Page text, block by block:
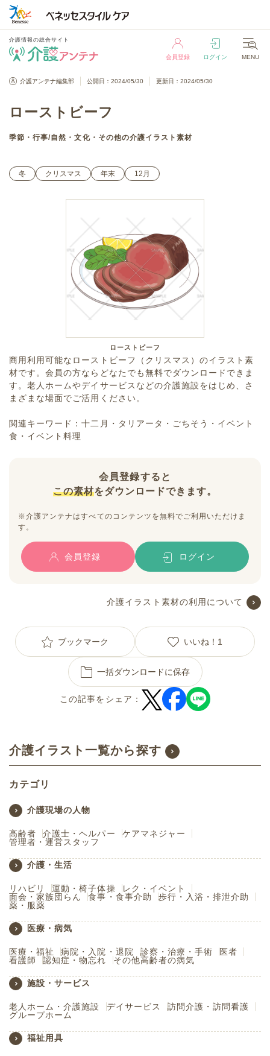
介護情報の総合サイト
会員登録 ログイン MENU
介護情報の総合サイト
介護アンテナ編集部 公開日：2024/05/30 更新日：2024/05/30
ローストビーフ
季節・行事/自然・文化・その他の介護イラスト素材
冬 クリスマス 年末 12月
ローストビーフ
商用利用可能なローストビーフ（クリスマス）のイラスト素
材です。会員の方ならどなたでも無料でダウンロードできま
す。老人ホームやデイサービスなどの介護施設をはじめ、さ
まざまな場面でご活用ください。
関連キーワード：十二月・タリアータ・ごちそう・イベント
食・イベント料理
会員登録すると
この素材をダウンロードできます。
※介護アンテナはすべてのコンテンツを無料でご利用いただけま
す。
会員登録 ログイン
介護イラスト素材の利用について
ブックマーク いいね！ 1
一括ダウンロードに保存
この記事をシェア：
介護イラスト一覧から探す
カテゴリ
介護現場の人物
高齢者 介護士・ヘルパー
ケアマネジャー
管理者・運営スタッフ
介護・生活
リハビリ 運動・椅子体操
レク・イベント
面会・家族団らん
食事・食事介助
歩行・入浴・排泄介助
薬・服薬
医療・病気
医療・福祉 病院・入院・退院 診察・治療・手術
医者
看護師
認知症・物忘れ その他高齢者の病気
施設・サービス
老人ホーム・介護施設 デイサービス
訪問介護・訪問看護
グループホーム
福祉用具